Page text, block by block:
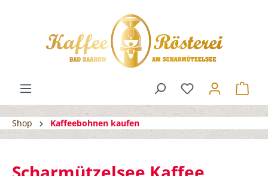
Shop Kaffeebohnen kaufen